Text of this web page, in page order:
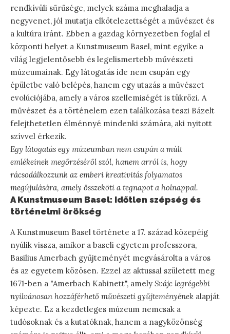
rendkívüli sűrűsége, melyek száma meghaladja a
negyvenet, jól mutatja elkötelezettségét a művészet és
a kultúra iránt. Ebben a gazdag környezetben foglal el
központi helyet a Kunstmuseum Basel, mint egyike a
világ legjelentősebb és legelismertebb művészeti
múzeumainak. Egy látogatás ide nem csupán egy
épületbe való belépés, hanem egy utazás a művészet
evolúciójába, amely a város szellemiségét is tükrözi. A
művészet és a történelem ezen találkozása teszi Bázelt
felejthetetlen élménnyé mindenki számára, aki nyitott
szívvel érkezik.
Egy látogatás egy múzeumban nem csupán a múlt
emlékeinek megőrzéséről szól, hanem arról is, hogy
rácsodálkozzunk az emberi kreativitás folyamatos
megújulására, amely összeköti a tegnapot a holnappal.
A Kunstmuseum Basel: Időtlen szépség és
történelmi örökség
A Kunstmuseum Basel története a 17. század közepéig
nyúlik vissza, amikor a baseli egyetem professzora,
Basilius Amerbach gyűjteményét megvásárolta a város
és az egyetem közösen. Ezzel az aktussal született meg
1671-ben a "Amerbach Kabinett", amely Svájc legrégebbi
nyilvánosan hozzáférhető művészeti gyűjteményének alapját
képezte. Ez a kezdetleges múzeum nemcsak a
tudósoknak és a kutatóknak, hanem a nagyközönség